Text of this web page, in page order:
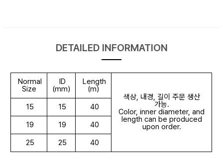
DETAILED INFORMATION
Normal
Size
ID
(mm)
Length
(m)
색상, 내경, 길이 주문 생산
가능.
Color, inner diameter, and
length can be produced
upon order.
15 15
40
19
19
40
25
25 40